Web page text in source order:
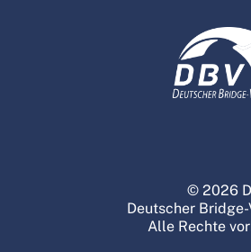
© 2026
Deutscher Bridge-
Alle Rechte